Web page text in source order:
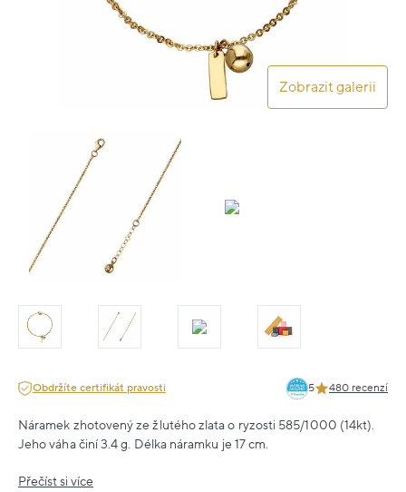
Zobrazit galerii
Obdržíte certifikát pravosti 5 480 recenzí
Náramek zhotovený ze žlutého zlata o ryzosti 585/1000 (14kt).
Jeho váha činí 3.4 g. Délka náramku je 17 cm.
Přečíst si více